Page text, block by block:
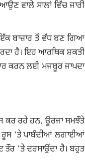
ਵਾਲੇ ਸਾਲਾਂ ਵਿੱਚ ਜਾਰੀ
ਬਾਜ਼ਾਰ ਤੋਂ ਵੱਧ ਬਣ ਗਿਆ
ਹੈ। ਇਹ ਆਰਥਿਕ ਸ਼ਕਤੀ
ਕਰਨ ਲਈ ਮਜਬੂਰ ਜਾਪਦਾ
ਕਰ ਰਹੇ ਹਨ, ਊਰਜਾ ਸਮਝੌਤੇ
ਰੂਸ 'ਤੇ ਪਾਬੰਦੀਆਂ ਲਗਾਈਆਂ
ਤੌਰ 'ਤੇ ਦਰਸਾਉਂਦਾ ਹੈ। ਬਹੁਤ